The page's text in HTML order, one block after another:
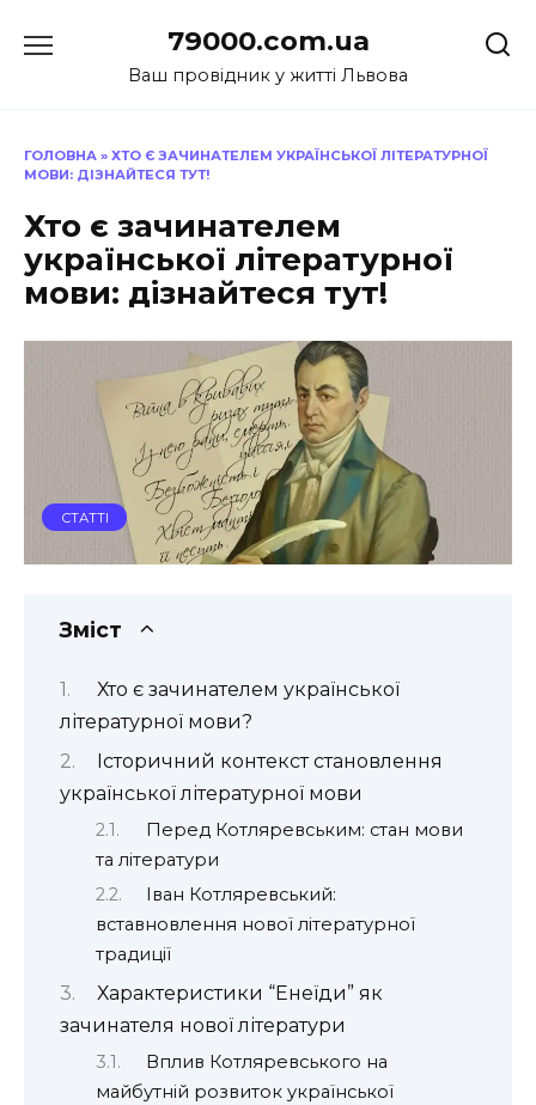
до
79000.com.ua
Ваш провідник у житті Львова
ГОЛОВНА » ХТО Є ЗАЧИНАТЕЛЕМ УКРАЇНСЬКОЇ ЛІТЕРАТУРНОЇ
МОВИ: ДІЗНАЙТЕСЯ ТУТ!
Хто є зачинателем
української літературної
мови: дізнайтеся тут!
СТАТТІ
Зміст
Хто є зачинателем української
літературної мови?
Історичний контекст становлення
української літературної мови
Перед Котляревським: стан мови
та літератури
Іван Котляревський:
вставновлення нової літературної
традиції
Характеристики “Енеїди” як
зачинателя нової літератури
Вплив Котляревського на
майбутній розвиток української